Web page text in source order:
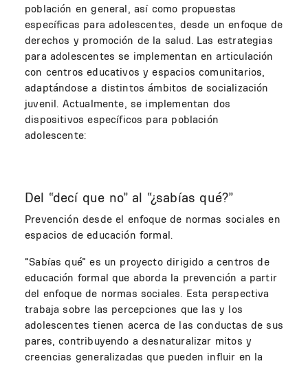
población en general, así como propuestas
específicas para adolescentes, desde un enfoque de
derechos y promoción de la salud. Las estrategias
para adolescentes se implementan en articulación
con centros educativos y espacios comunitarios,
adaptándose a distintos ámbitos de socialización
juvenil. Actualmente, se implementan dos
dispositivos específicos para población
adolescente:
Del “decí que no” al “¿sabías qué?”
Prevención desde el enfoque de normas sociales en
espacios de educación formal.
“Sabías qué” es un proyecto dirigido a centros de
educación formal que aborda la prevención a partir
del enfoque de normas sociales. Esta perspectiva
trabaja sobre las percepciones que las y los
adolescentes tienen acerca de las conductas de sus
pares, contribuyendo a desnaturalizar mitos y
creencias generalizadas que pueden influir en la